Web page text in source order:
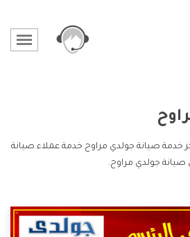
خدمة صيانة جولدي مراوح خدمة عملاء صيانة
جولدي مراوح.